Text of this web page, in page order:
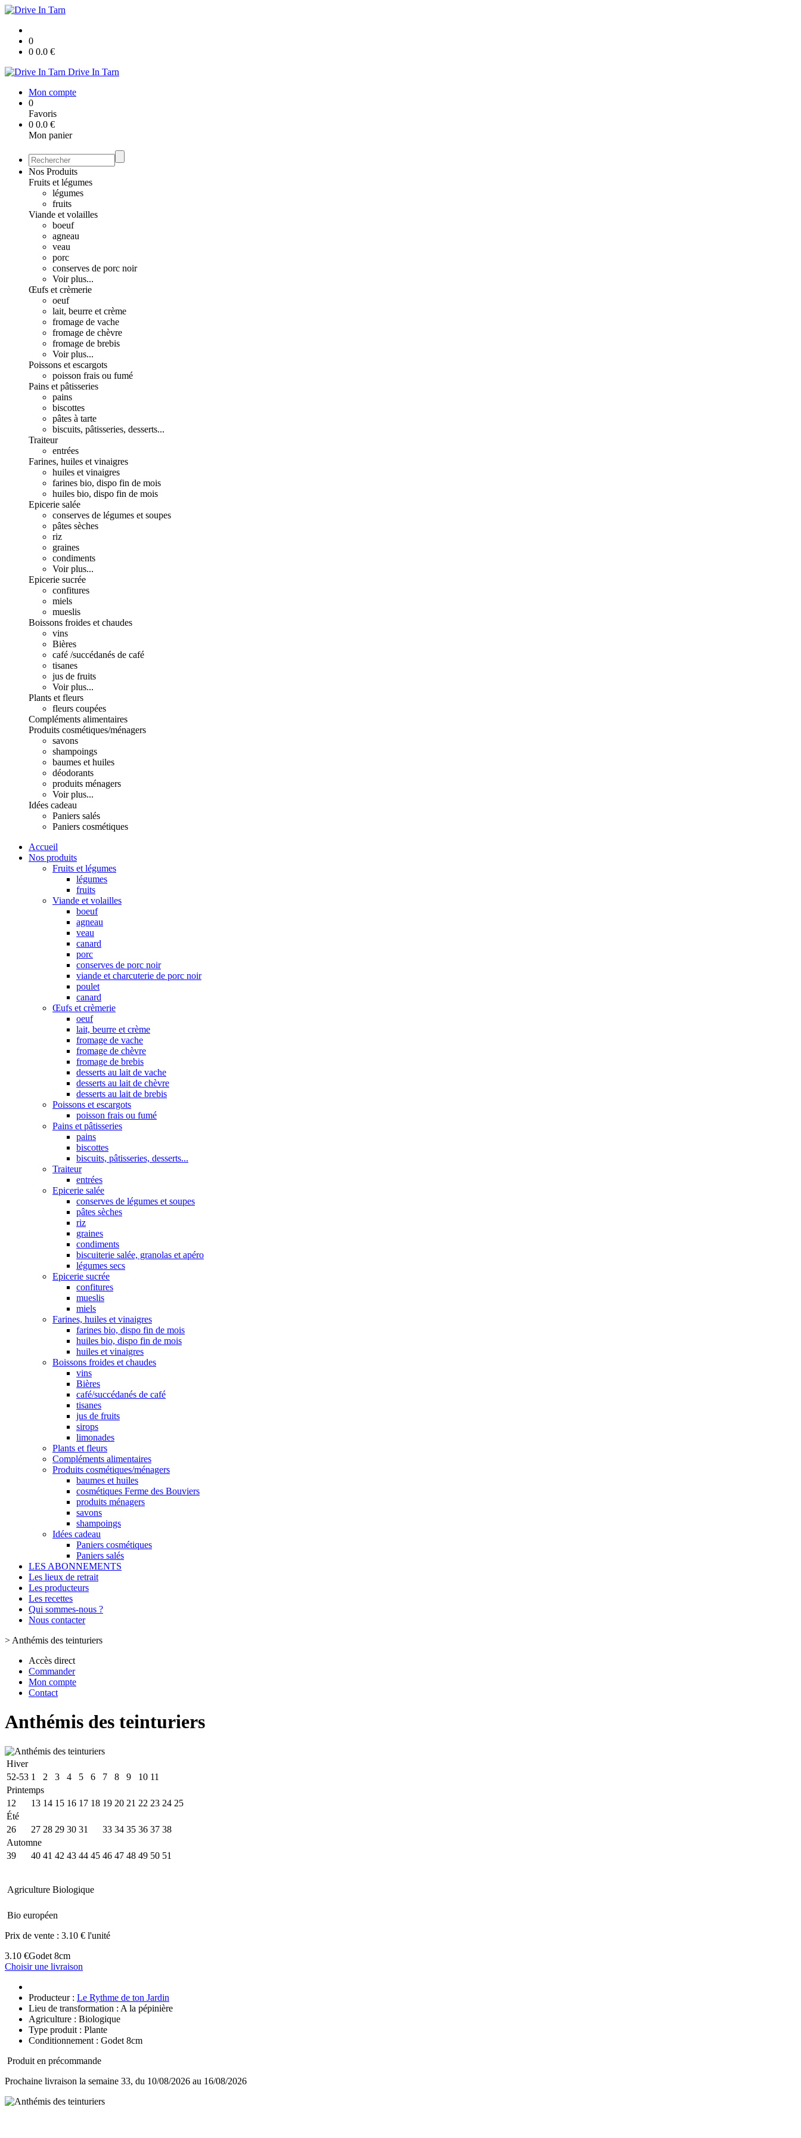
0
0 0.0 €
Drive In Tarn
Mon compte
0
Favoris
0 0.0 €
Mon panier
Nos Produits
Fruits et légumes
légumes
fruits
Viande et volailles
boeuf
agneau
veau
porc
conserves de porc noir
Voir plus...
Œufs et crèmerie
oeuf
lait, beurre et crème
fromage de vache
fromage de chèvre
fromage de brebis
Voir plus...
Poissons et escargots
poisson frais ou fumé
Pains et pâtisseries
pains
biscottes
pâtes à tarte
biscuits, pâtisseries, desserts...
Traiteur
entrées
Farines, huiles et vinaigres
huiles et vinaigres
farines bio, dispo fin de mois
huiles bio, dispo fin de mois
Epicerie salée
conserves de légumes et soupes
pâtes sèches
riz
graines
condiments
Voir plus...
Epicerie sucrée
confitures
miels
mueslis
Boissons froides et chaudes
vins
Bières
café /succédanés de café
tisanes
jus de fruits
Voir plus...
Plants et fleurs
fleurs coupées
Compléments alimentaires
Produits cosmétiques/ménagers
savons
shampoings
baumes et huiles
déodorants
produits ménagers
Voir plus...
Idées cadeau
Paniers salés
Paniers cosmétiques
Accueil
Nos produits
Fruits et légumes
légumes
fruits
Viande et volailles
boeuf
agneau
veau
canard
porc
conserves de porc noir
viande et charcuterie de porc noir
poulet
canard
Œufs et crèmerie
oeuf
lait, beurre et crème
fromage de vache
fromage de chèvre
fromage de brebis
desserts au lait de vache
desserts au lait de chèvre
desserts au lait de brebis
Poissons et escargots
poisson frais ou fumé
Pains et pâtisseries
pains
biscottes
biscuits, pâtisseries, desserts...
Traiteur
entrées
Epicerie salée
conserves de légumes et soupes
pâtes sèches
riz
graines
condiments
biscuiterie salée, granolas et apéro
légumes secs
Epicerie sucrée
confitures
mueslis
miels
Farines, huiles et vinaigres
farines bio, dispo fin de mois
huiles bio, dispo fin de mois
huiles et vinaigres
Boissons froides et chaudes
vins
Bières
café/succédanés de café
tisanes
jus de fruits
sirops
limonades
Plants et fleurs
Compléments alimentaires
Produits cosmétiques/ménagers
baumes et huiles
cosmétiques Ferme des Bouviers
produits ménagers
savons
shampoings
Idées cadeau
Paniers cosmétiques
Paniers salés
LES ABONNEMENTS
Les lieux de retrait
Les producteurs
Les recettes
Qui sommes-nous ?
Nous contacter
> Anthémis des teinturiers
Accès direct
Commander
Mon compte
Contact
Anthémis des teinturiers
Hiver
52-53 1 2 3 4 5 6 7 8 9 10 11
Printemps
12
13 14 15 16 17 18 19 20 21 22 23 24 25
Été
26
27 28 29 30 31 33 34 35 36 37 38
Automne
39
40 41 42 43 44 45 46 47 48 49 50 51
Agriculture Biologique
Bio européen
Prix de vente : 3.10 € l'unité
3.10 €Godet 8cm
Choisir une livraison
Producteur : Le Rythme de ton Jardin
Lieu de transformation : A la pépinière
Agriculture : Biologique
Type produit : Plante
Conditionnement : Godet 8cm
Produit en précommande
Prochaine livraison la semaine 33, du 10/08/2026 au 16/08/2026